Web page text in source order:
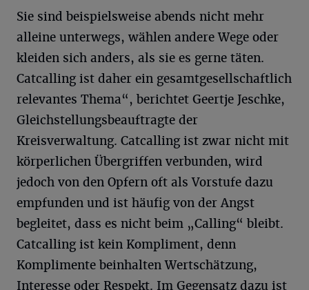
Sie sind beispielsweise abends nicht mehr
alleine unterwegs, wählen andere Wege oder
kleiden sich anders, als sie es gerne täten.
Catcalling ist daher ein gesamtgesellschaftlich
relevantes Thema“, berichtet Geertje Jeschke,
Gleichstellungsbeauftragte der
Kreisverwaltung. Catcalling ist zwar nicht mit
körperlichen Übergriffen verbunden, wird
jedoch von den Opfern oft als Vorstufe dazu
empfunden und ist häufig von der Angst
begleitet, dass es nicht beim „Calling“ bleibt.
Catcalling ist kein Kompliment, denn
Komplimente beinhalten Wertschätzung,
Interesse oder Respekt. Im Gegensatz dazu ist